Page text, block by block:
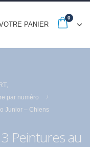
PANIER
0
par numéro
Junior – Chiens
3 Peintures au